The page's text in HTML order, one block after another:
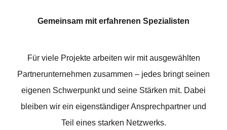
Gemeinsam mit erfahrenen Spezialisten
Für viele Projekte arbeiten wir mit ausgewählten
Partnerunternehmen zusammen – jedes bringt seinen
eigenen Schwerpunkt und seine Stärken mit. Dabei
bleiben wir ein eigenständiger Ansprechpartner und
Teil eines starken Netzwerks.